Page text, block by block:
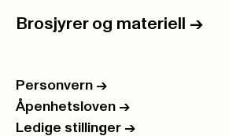
Brosjyrer og materiell ->
Personvern ->
Åpenhetsloven ->
Ledige stillinger ->